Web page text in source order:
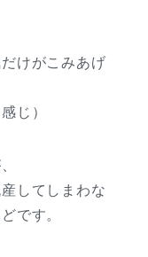
けがこみあげ
じ）
してしまわな
です。